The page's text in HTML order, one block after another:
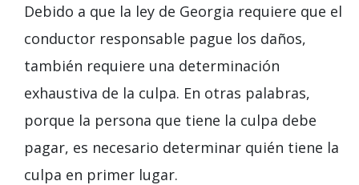
Debido a que la ley de Georgia requiere que el
conductor responsable pague los daños,
también requiere una determinación
exhaustiva de la culpa. En otras palabras,
porque la persona que tiene la culpa debe
pagar, es necesario determinar quién tiene la
culpa en primer lugar.